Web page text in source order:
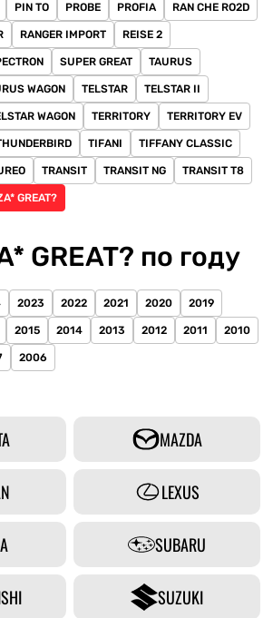
PIN TO PROBE PROFIA RAN CHE RO2D
RANGER IMPORT REISE 2
SUPER GREAT TAURUS
WAGON TELSTAR TELSTAR II
WAGON TERRITORY TERRITORY EV
TIFANI TIFFANY CLASSIC
TRANSIT TRANSIT NG TRANSIT T8
GREAT?
GREAT? по году
2023 2022 2021 2020 2019
2015 2014 2013 2012 2011 2010
2006
MAZDA
LEXUS
SUBARU
SUZUKI